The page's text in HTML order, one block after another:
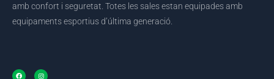
amb confort i seguretat. Totes les sales estan equipades amb
equipaments esportius d’última generació.